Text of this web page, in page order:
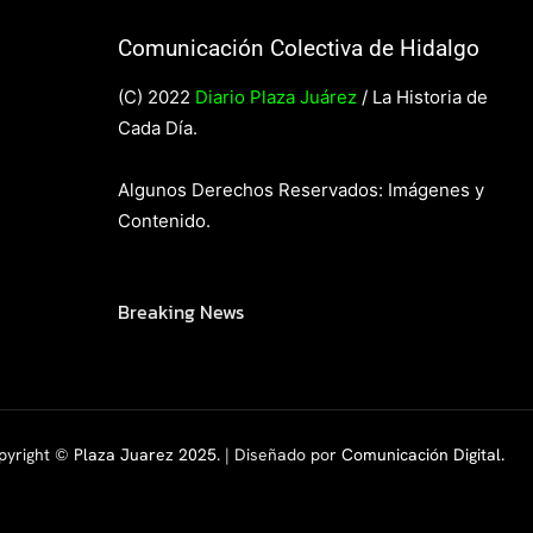
Comunicación Colectiva de Hidalgo
(C) 2022 Diario Plaza Juárez / La Historia de
Cada Día.
Algunos Derechos Reservados: Imágenes y
Contenido.
Breaking News
© Plaza Juarez 2025. | Diseñado por Comunicación Digital.